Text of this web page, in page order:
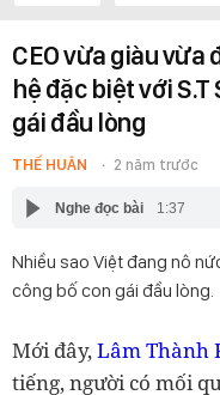
CEO vừa giàu vừa
hệ đặc biệt với
gái đầu lòng
THẾ HUÂN 2 năm trước
Nghe đọc bài 1:37
Nhiều sao Việt đang nô
công bố con gái đầu lòng.
Mới đây,Lâm Thành
tiếng, người có mối